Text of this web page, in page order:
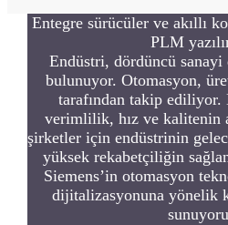
Entegre sürücüler ve akıllı
PLM
Endüstri, dördüncü
bulunuyor. Otomasyon,
tarafından takip
verimlilik, hız ve kalitenin
şirketler için endüstrinin
yüksek rekabetçiliğin
Siemens’in otomasyon
dijitalizasyonuna yönelik